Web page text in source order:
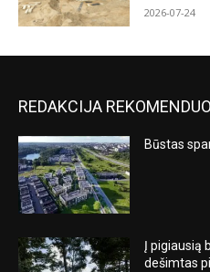
2026-07-24
REDAKCIJA
Būstas
Į pigiausią
dešimtas